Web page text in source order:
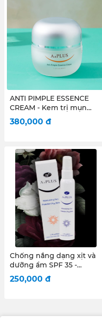
ANTI PIMPLE ESSENCE
CREAM - Kem trị mụn
30ml
380,000 đ
Chống nắng dạng xịt và
dưỡng ẩm SPF 35 -
MOISTURIZING SUN
PROTECTION UV SPRAY
250,000 đ